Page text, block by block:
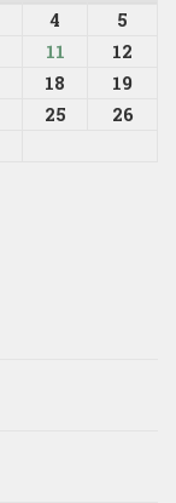
4
5
11
12
18
19
25
26